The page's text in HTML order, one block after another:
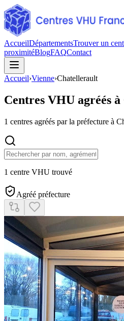
AccueilDépartementsTrouver un
proximitéBlogFAQContact
Accueil›Vienne›Chatellerault
Centres VHU agréés à
1 centres agréés par la préfecture à
1 centre VHU trouvé
Agréé préfecture